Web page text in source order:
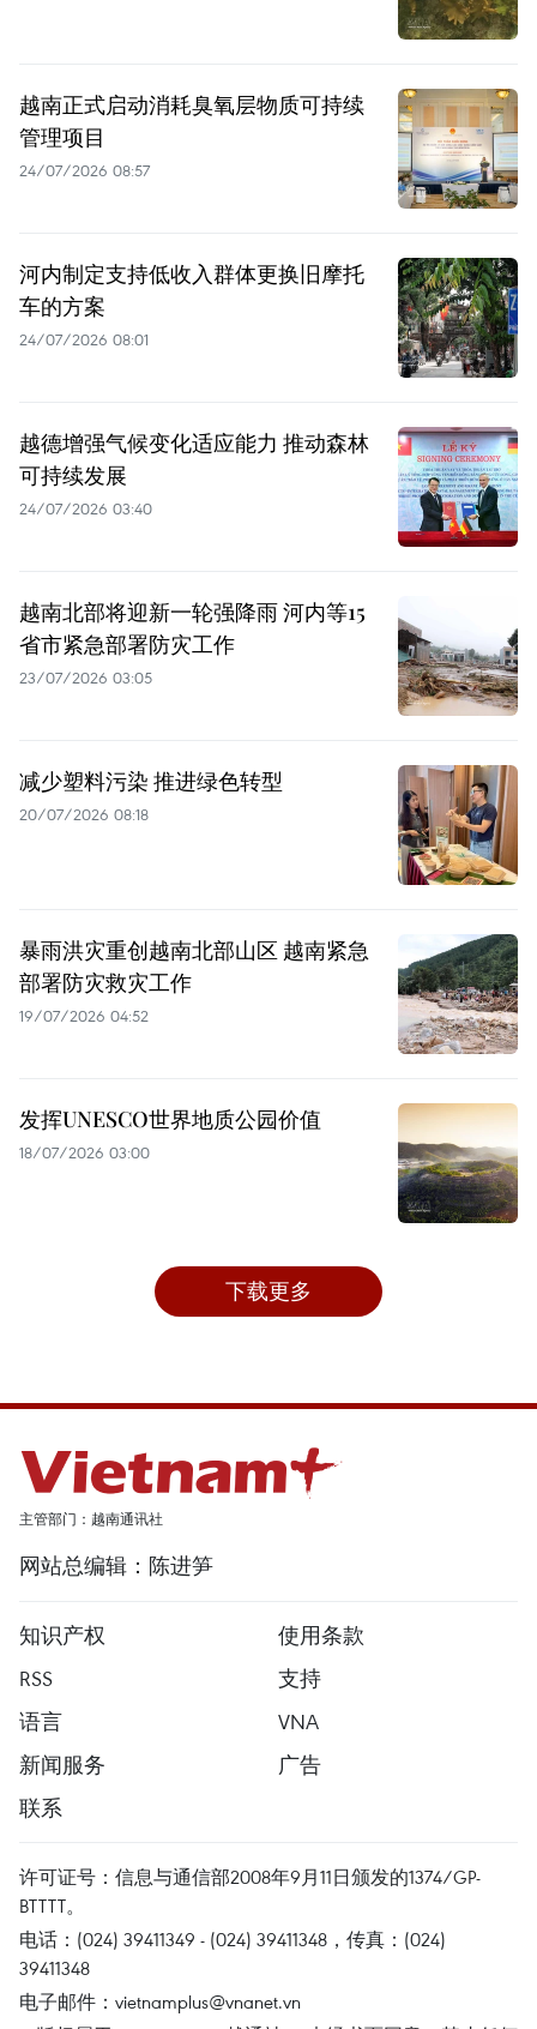
越南正式启动消耗臭氧层物质可持续
管理项目
24/07/2026 08:57
河内制定支持低收入群体更换旧摩托
车的方案
24/07/2026 08:01
越德增强气候变化适应能力 推动森林
可持续发展
24/07/2026 03:40
越南北部将迎新一轮强降雨 河内等15
省市紧急部署防灾工作
23/07/2026 03:05
减少塑料污染 推进绿色转型
20/07/2026 08:18
暴雨洪灾重创越南北部山区 越南紧急
部署防灾救灾工作
19/07/2026 04:52
发挥UNESCO世界地质公园价值
18/07/2026 03:00
下载更多
主管部门：越南通讯社
网站总编辑：陈进笋
知识产权
使用条款
RSS
支持
语言
VNA
新闻服务
广告
联系
许可证号：信息与通信部2008年9月11日颁发的1374/GP-
BTTTT。
电话：(024) 39411349 - (024) 39411348，传真：(024)
39411348
电子邮件： vietnamplus@vnanet.vn